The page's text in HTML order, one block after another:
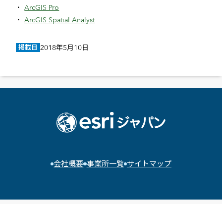
ArcGIS Pro
ArcGIS Spatial Analyst
掲載日 2018年5月10日
会社概要 事業所一覧 サイトマップ